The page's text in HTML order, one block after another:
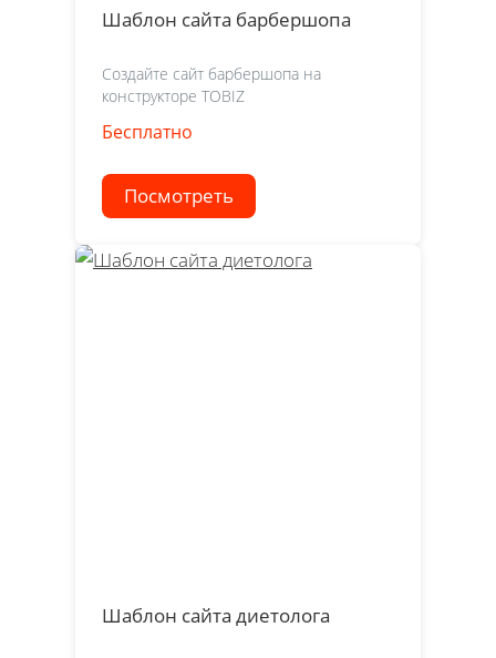
Шаблон сайта барбершопа
Создайте сайт барбершопа на
конструкторе TOBIZ
Бесплатно
Посмотреть
Шаблон сайта диетолога